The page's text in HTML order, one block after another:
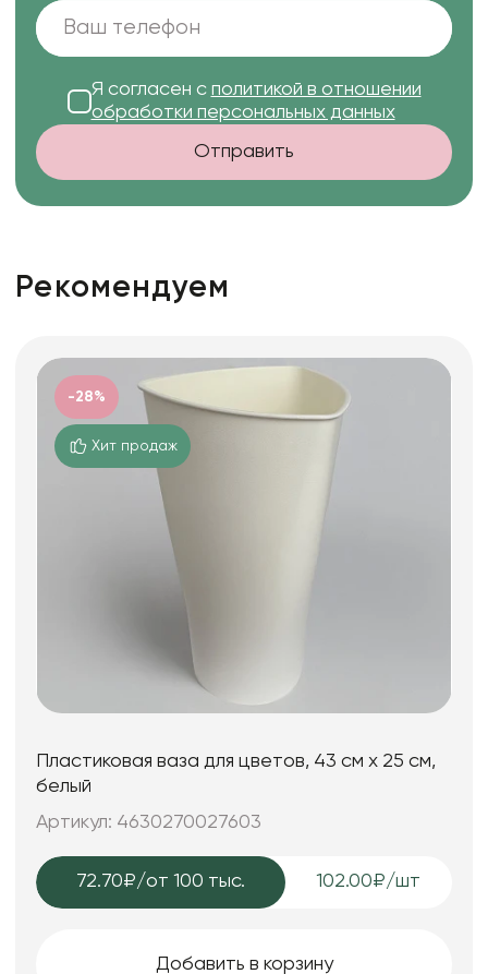
Я согласен с политикой в отношении
обработки персональных данных
Отправить
Рекомендуем
-28%
Хит продаж
Пластиковая ваза для цветов, 43 см х 25 см,
белый
Артикул: 4630270027603
72.70₽/от 100 тыс. 102.00₽/шт
Добавить в корзину